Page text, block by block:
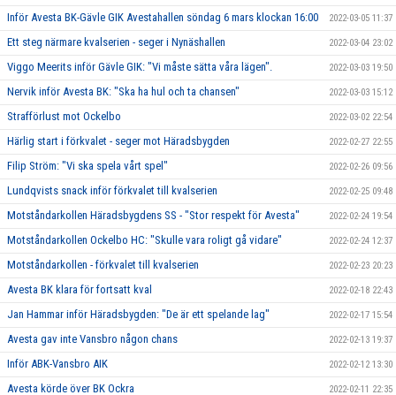
Inför Avesta BK-Gävle GIK Avestahallen söndag 6 mars klockan 16:00 2022-03-05 11:37
Ett steg närmare kvalserien - seger i Nynäshallen 2022-03-04 23:02
Viggo Meerits inför Gävle GIK: "Vi måste sätta våra lägen". 2022-03-03 19:50
Nervik inför Avesta BK: "Ska ha hul och ta chansen" 2022-03-03 15:12
Strafförlust mot Ockelbo 2022-03-02 22:54
Härlig start i förkvalet - seger mot Häradsbygden 2022-02-27 22:55
Filip Ström: "Vi ska spela vårt spel" 2022-02-26 09:56
Lundqvists snack inför förkvalet till kvalserien 2022-02-25 09:48
Motståndarkollen Häradsbygdens SS - "Stor respekt för Avesta" 2022-02-24 19:54
Motståndarkollen Ockelbo HC: "Skulle vara roligt gå vidare" 2022-02-24 12:37
Motståndarkollen - förkvalet till kvalserien 2022-02-23 20:23
Avesta BK klara för fortsatt kval 2022-02-18 22:43
Jan Hammar inför Häradsbygden: "De är ett spelande lag" 2022-02-17 15:54
Avesta gav inte Vansbro någon chans 2022-02-13 19:37
Inför ABK-Vansbro AIK 2022-02-12 13:30
Avesta körde över BK Ockra 2022-02-11 22:35